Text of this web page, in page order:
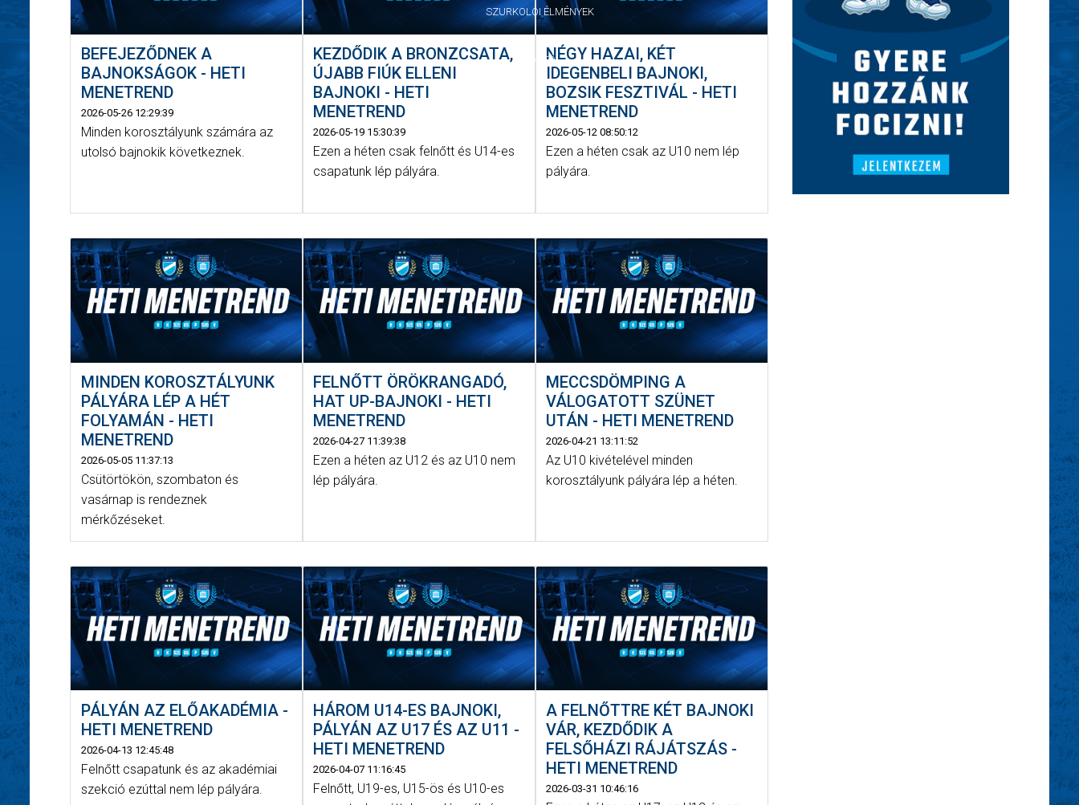
SZURKOLÓI ÉLMÉNYEK
SAJTÓ
BEFEJEZŐDNEK A
BAJNOKSÁGOK - HETI
MENETREND
2026-05-26 12:29:39
Minden korosztályunk számára az
utolsó bajnokik következnek.
KEZDŐDIK A BRONZCSATA,
ÚJABB FIÚK ELLENI
BAJNOKI - HETI
MENETREND
2026-05-19 15:30:39
Ezen a héten csak felnőtt és U14-es
csapatunk lép pályára.
NÉGY HAZAI, KÉT
IDEGENBELI BAJNOKI,
BOZSIK FESZTIVÁL - HETI
MENETREND
2026-05-12 08:50:12
Ezen a héten csak az U10 nem lép
pályára.
MINDEN KOROSZTÁLYUNK
PÁLYÁRA LÉP A HÉT
FOLYAMÁN - HETI
MENETREND
2026-05-05 11:37:13
Csütörtökön, szombaton és
vasárnap is rendeznek
mérkőzéseket.
FELNŐTT ÖRÖKRANGADÓ,
HAT UP-BAJNOKI - HETI
MENETREND
2026-04-27 11:39:38
Ezen a héten az U12 és az U10 nem
lép pályára.
MECCSDÖMPING A
VÁLOGATOTT SZÜNET
UTÁN - HETI MENETREND
2026-04-21 13:11:52
Az U10 kivételével minden
korosztályunk pályára lép a héten.
PÁLYÁN AZ ELŐAKADÉMIA -
HETI MENETREND
2026-04-13 12:45:48
Felnőtt csapatunk és az akadémiai
szekció ezúttal nem lép pályára.
HÁROM U14-ES BAJNOKI,
PÁLYÁN AZ U17 ÉS AZ U11 -
HETI MENETREND
2026-04-07 11:16:45
Felnőtt, U19-es, U15-ös és U10-es
A FELNŐTTRE KÉT BAJNOKI
VÁR, KEZDŐDIK A
FELSŐHÁZI RÁJÁTSZÁS -
HETI MENETREND
2026-03-31 10:46:16